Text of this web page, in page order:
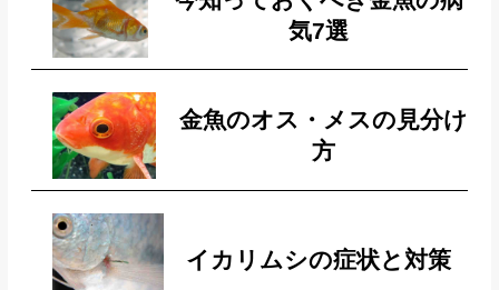
気7選
金魚のオス・メスの見分け
方
イカリムシの症状と対策